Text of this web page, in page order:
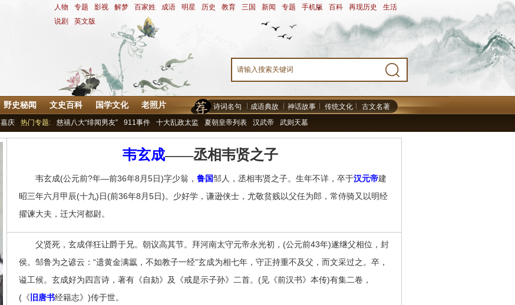
人物 专题 影视 解梦 百家姓 成语 明星 历史 教育 三国 新闻 专题 手机版 百科 再现历史 生活
说剧
英文版
野史秘闻 文史百科 国学文化 老照片 诗词名句 成语典故 神话故事 传统文化
古文名著
嘉庆 热门专题: 慈禧八大“绯闻男友” 911事件 十大乱政太监 夏朝皇帝列表 汉武帝 武则天墓
韦玄成——丞相韦贤之子
韦玄成(公元前?年—前36年8月5日)字少翁， 鲁国邹人，丞相韦贤之子。生年不详，卒于汉元帝建
昭三年六月甲辰(十九)日(前36年8月5日)。少好学，谦逊侠士，尤敬贫贱以父任为郎，常侍骑又以明经
擢谏大夫，迁大河都尉。
父贤死，玄成佯狂让爵于兄。朝议高其节。拜河南太守元帝永光初，(公元前43年)遂继父相位，封
侯。邹鲁为之谚云：“遗黄金满籝，不如教子一经”玄成为相七年，守正持重不及父，而文采过之。卒，
谥工候。玄成好为四言诗，著有《自劾》及《戒是示子孙》二首。(见《前汉书》本传)有集二卷，
(《 旧唐书经籍志》)传于世。